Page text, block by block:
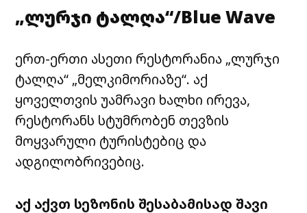
„ლურჯი ტალღა“/Blue Wave
ერთ-ერთი ასეთი რესტორანია „ლურჯი
ტალღა“ „მელკიმორიაზე“. აქ
ყოველთვის უამრავი ხალხი ირევა,
რესტორანს სტუმრობენ თევზის
მოყვარული ტურისტებიც და
ადგილობრივებიც.
აქ აქვთ სეზონის შესაბამისად შავი